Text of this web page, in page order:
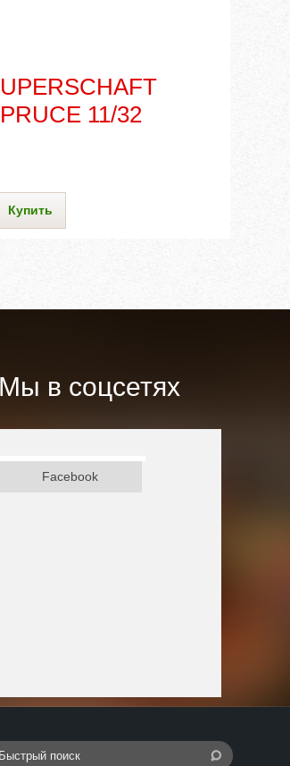
11/32
Купить
Мы в соцсетях
Facebook